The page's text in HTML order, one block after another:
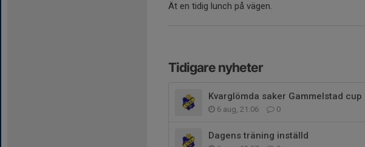
Ät en tidig lunch på vägen.
Tidigare nyheter
Kvarglömda saker Gammelstad cup
6 aug, 21:06 0
Dagens träning inställd